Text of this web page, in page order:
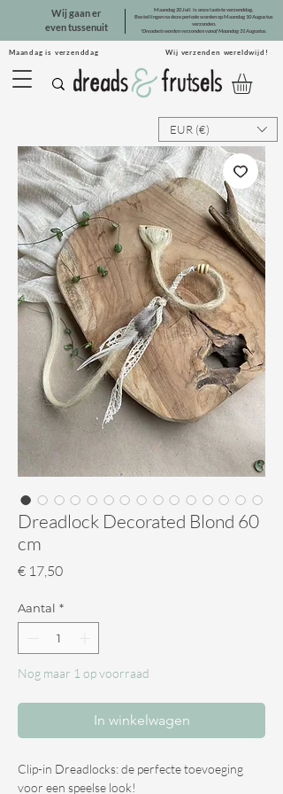
Maandag is verzenddag Wij verzenden wereldwijd!
Wij gaan er
even tussenuit
Maandag 20 Juli is onze laatste verzenddag.
Bestellingen na deze periode worden op Maandag 10 Augustus
verzonden.
*Dreadsets worden verzonden vanaf Maandag 31 Augustus.
EUR (€)
Dreadlock Decorated Blond 60
cm
€ 17,50Prijs
Aantal *
Nog maar 1 op voorraad
In winkelwagen
Clip-in Dreadlocks: de perfecte toevoeging
voor een speelse look!